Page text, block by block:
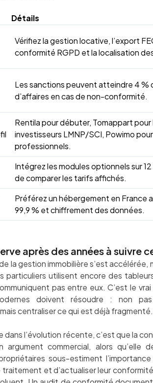
Détails
Vérifiez la gestion locative, l’export
conformité RGPD et la localisation
Les sanctions peuvent atteindre 4 %
d’affaires en cas de non-conformité.
Rentila pour débuter, Tomappart pour
investisseurs LMNP/SCI, Powimo
professionnels.
Intégrez les modules optionnels sur
de comparer les tarifs affichés.
Préférez un hébergement en France
99,9 % et chiffrement des données.
après des années à suivre
la gestion immobilière s’est accélérée,
particuliers utilisent encore des
pas entre eux. C’est le
doivent résoudre : non
centraliser ce qui est déjà fragmenté.
dans l’évolution récente, c’est que la
argument commercial, alors qu’elle
sous-estiment
et d’actualiser leur